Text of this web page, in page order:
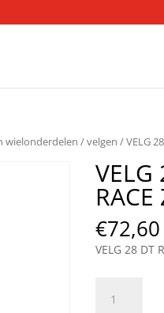
wielonderdelen /velgen / VELG
VELG
€72,60
VELG 28 DT